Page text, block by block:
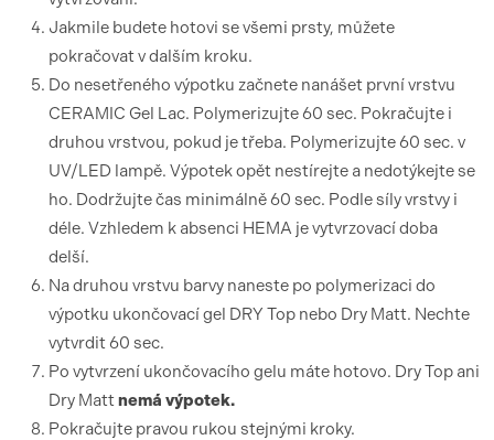
Jakmile budete hotovi se všemi prsty, můžete
pokračovat v dalším kroku.
Do nesetřeného výpotku začnete nanášet první vrstvu
CERAMIC Gel Lac. Polymerizujte 60 sec. Pokračujte i
druhou vrstvou, pokud je třeba. Polymerizujte 60 sec. v
UV/LED lampě. Výpotek opět nestírejte a nedotýkejte se
ho. Dodržujte čas minimálně 60 sec. Podle síly vrstvy i
déle. Vzhledem k absenci HEMA je vytvrzovací doba
delší.
Na druhou vrstvu barvy naneste po polymerizaci do
výpotku ukončovací gel DRY Top nebo Dry Matt. Nechte
vytvrdit 60 sec.
Po vytvrzení ukončovacího gelu máte hotovo. Dry Top ani
Dry Mattnemá výpotek.
Pokračujte pravou rukou stejnými kroky.